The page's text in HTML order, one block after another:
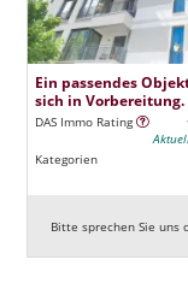
Ein passendes
sich in Vorbereitung.
DAS Immo Rating
Kategorien
Bitte sprechen Sie uns